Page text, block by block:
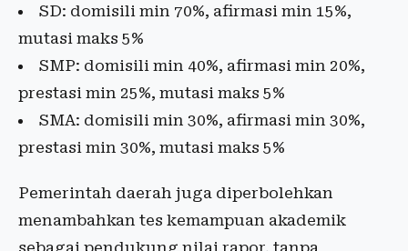
SD: domisili min 70%, afirmasi min 15%,
mutasi maks 5%
SMP: domisili min 40%, afirmasi min 20%,
prestasi min 25%, mutasi maks 5%
SMA: domisili min 30%, afirmasi min 30%,
prestasi min 30%, mutasi maks 5%
Pemerintah daerah juga diperbolehkan
menambahkan tes kemampuan akademik
sebagai pendukung nilai rapor, tanpa